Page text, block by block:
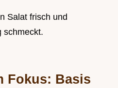
Salat frisch und
schmeckt.
Fokus: Basis